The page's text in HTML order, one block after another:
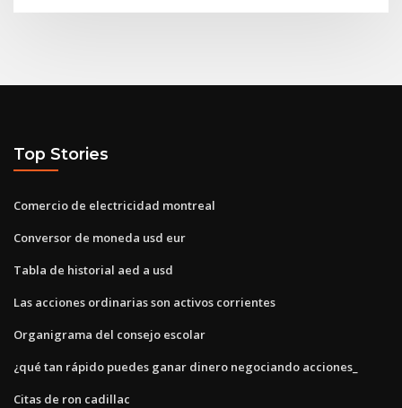
Top Stories
Comercio de electricidad montreal
Conversor de moneda usd eur
Tabla de historial aed a usd
Las acciones ordinarias son activos corrientes
Organigrama del consejo escolar
¿qué tan rápido puedes ganar dinero negociando acciones_
Citas de ron cadillac